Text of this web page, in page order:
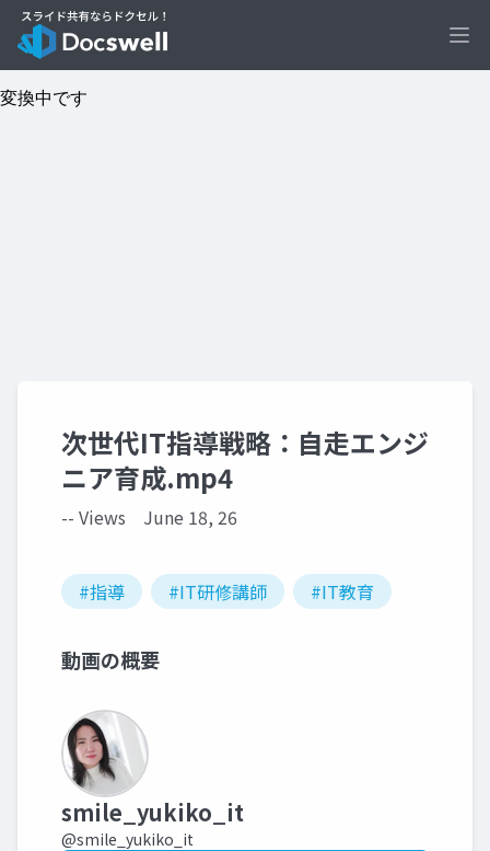
次世代IT指導戦略：自走エンジ
ニア育成.mp4
-- Views June 18, 26
#指導 #IT研修講師 #IT教育
動画の概要
smile_yukiko_it
@smile_yukiko_it